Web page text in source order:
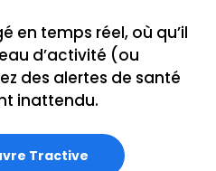
en temps réel, où qu’il
d’activité (ou
des alertes de santé
inattendu.
Tractive